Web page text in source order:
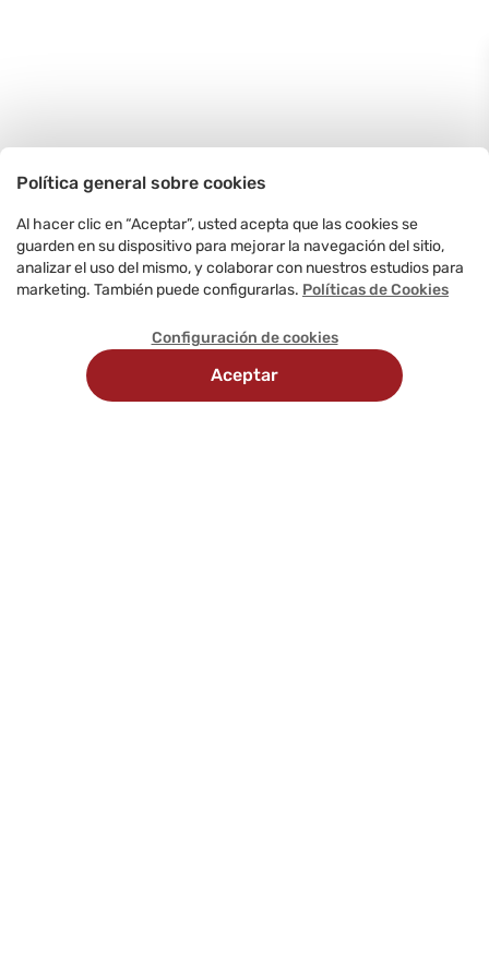
Política general sobre cookies
Al hacer clic en “Aceptar”, usted acepta que las cookies se
guarden en su dispositivo para mejorar la navegación del sitio,
analizar el uso del mismo, y colaborar con nuestros estudios para
marketing. También puede configurarlas. Políticas de Cookies
Configuración de cookies
Aceptar